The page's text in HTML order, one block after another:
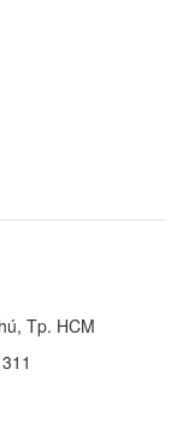
Tp. HCM